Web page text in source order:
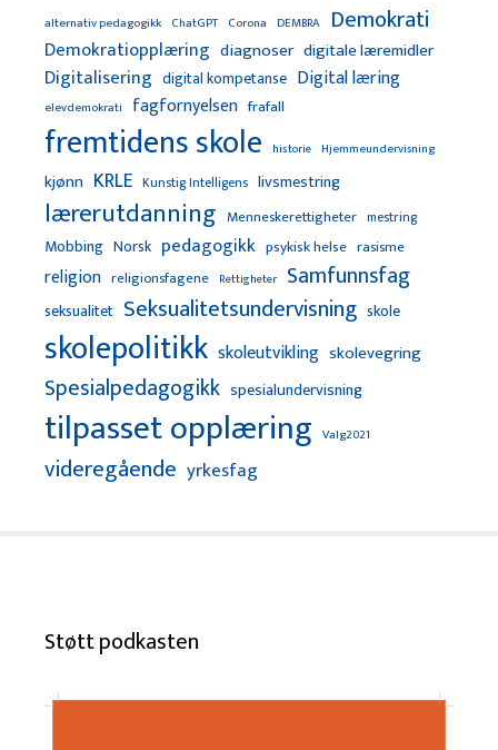
alternativ pedagogikk ChatGPT Corona DEMBRA Demokrati
Demokratiopplæring diagnoser digitale læremidler
Digitalisering digital kompetanse Digital læring
elevdemokrati fagfornyelsen frafall
fremtidens skole historie Hjemmeundervisning
kjønn KRLE Kunstig Intelligens livsmestring
lærerutdanning Menneskerettigheter mestring
Mobbing Norsk pedagogikk psykisk helse rasisme
religion religionsfagene Rettigheter Samfunnsfag
seksualitet Seksualitetsundervisning skole
skolepolitikk skoleutvikling skolevegring
Spesialpedagogikk spesialundervisning
tilpasset opplæring Valg2021
videregående yrkesfag
Støtt podkasten